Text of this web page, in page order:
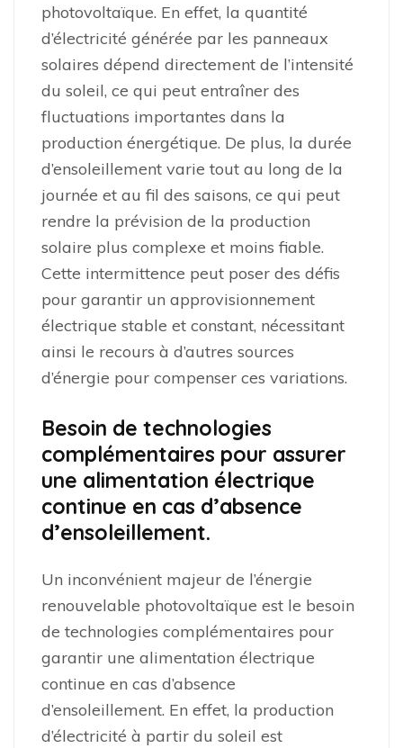
photovoltaïque. En effet, la quantité
d’électricité générée par les panneaux
solaires dépend directement de l’intensité
du soleil, ce qui peut entraîner des
fluctuations importantes dans la
production énergétique. De plus, la durée
d’ensoleillement varie tout au long de la
journée et au fil des saisons, ce qui peut
rendre la prévision de la production
solaire plus complexe et moins fiable.
Cette intermittence peut poser des défis
pour garantir un approvisionnement
électrique stable et constant, nécessitant
ainsi le recours à d’autres sources
d’énergie pour compenser ces variations.
Besoin de technologies
complémentaires pour assurer
une alimentation électrique
continue en cas d’absence
d’ensoleillement.
Un inconvénient majeur de l’énergie
renouvelable photovoltaïque est le besoin
de technologies complémentaires pour
garantir une alimentation électrique
continue en cas d’absence
d’ensoleillement. En effet, la production
d’électricité à partir du soleil est